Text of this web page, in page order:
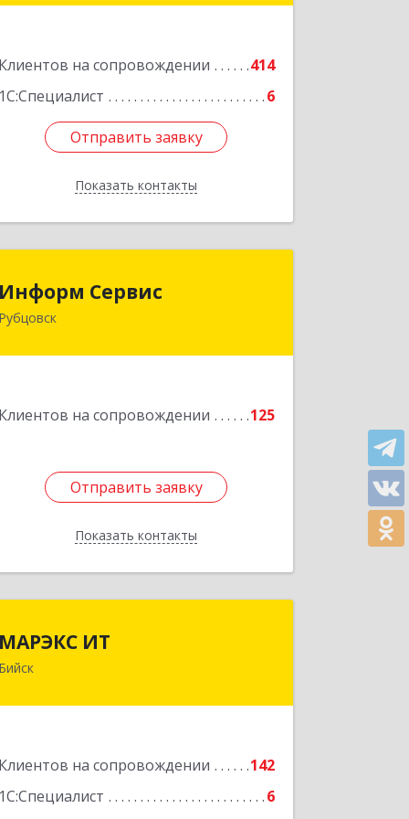
Клиентов на сопровождении
414
1С:Специалист
6
Отправить заявку
Показать контакты
Отправить заявку
Назад
Информ Сервис
Рубцовск
Клиентов на сопровождении 125
Отправить заявку
Показать контакты
658204, Алтайский край, Рубцовск г,
Отправить заявку
Назад
МАРЭКС ИТ
Бийск
Клиентов на сопровождении
142
1С:Специалист
6
Алтайский край, Бийск г, Разина, дом